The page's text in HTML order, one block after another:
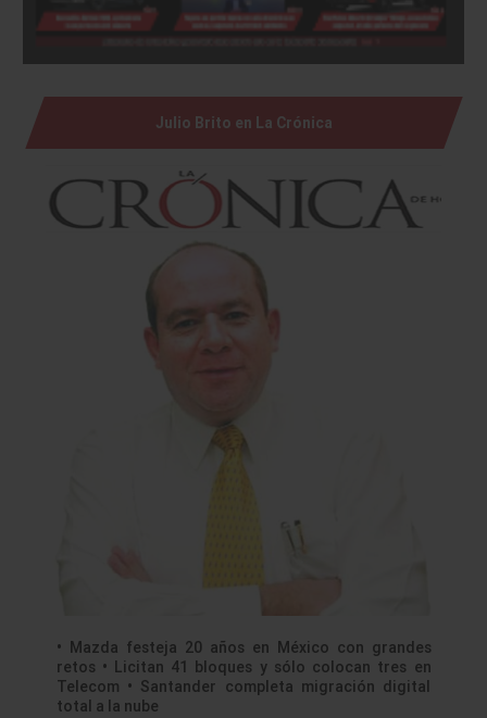
Julio Brito en La Crónica
• Mazda festeja 20 años en México con grandes
retos • Licitan 41 bloques y sólo colocan tres en
Telecom • Santander completa migración digital
total a la nube